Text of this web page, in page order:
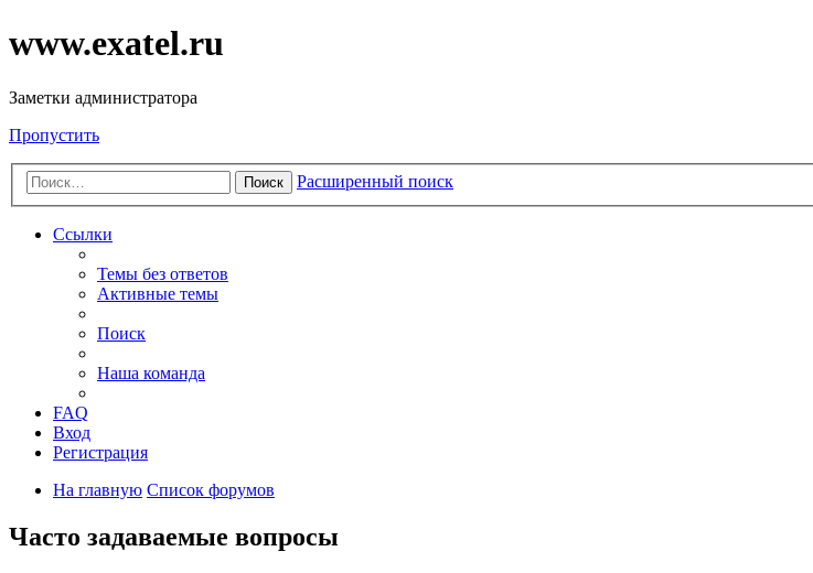
www.exatel.ru
Заметки администратора
Пропустить
Поиск Расширенный поиск
Ссылки
Темы без ответов
Активные темы
Поиск
Наша команда
FAQ
Вход
Регистрация
На главную Список форумов
Часто задаваемые вопросы